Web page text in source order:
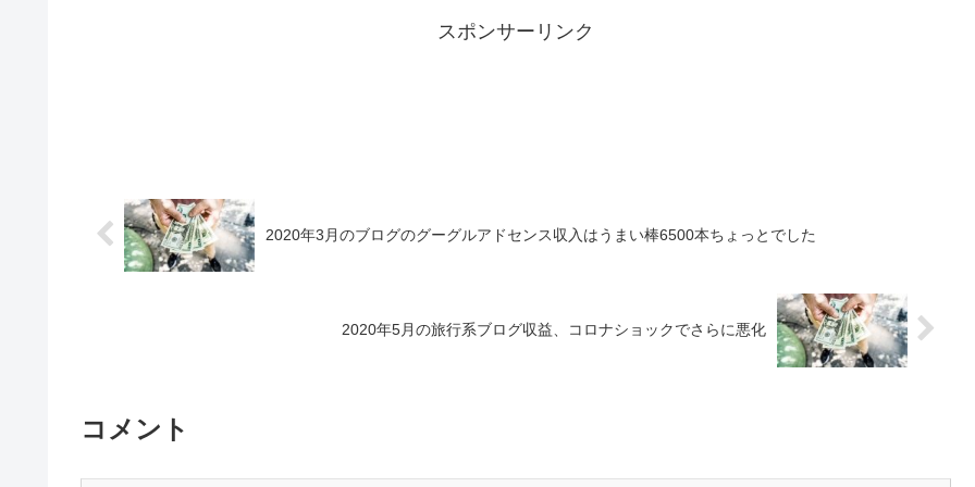
スポンサーリンク
2020年3月のブログのグーグルアドセンス収入はうまい棒6500本ちょっとでした
2020年5月の旅行系ブログ収益、コロナショックでさらに悪化
コメント